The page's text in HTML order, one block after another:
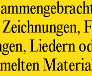
Liedern